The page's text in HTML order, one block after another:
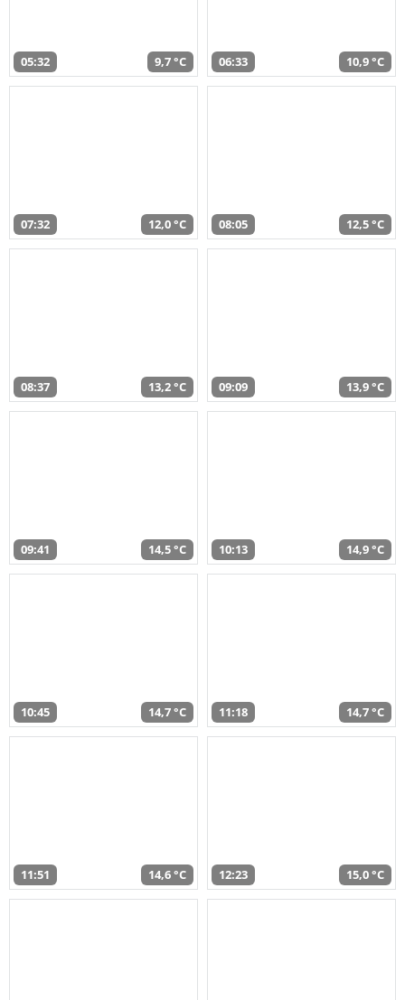
05:32 9,7 °C 06:33 10,9 °C
07:32 12,0 °C 08:05 12,5 °C
08:37 13,2 °C 09:09 13,9 °C
09:41 14,5 °C 10:13 14,9 °C
10:45 14,7 °C 11:18 14,7 °C
11:51 14,6 °C 12:23 15,0 °C